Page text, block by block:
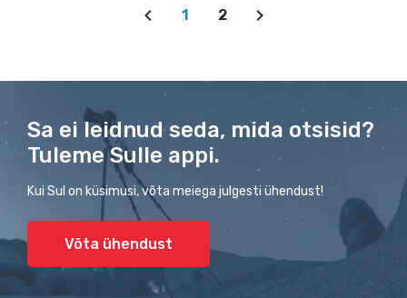
1 2
Sa ei leidnud seda, mida otsisid?
Tuleme Sulle appi.
Kui Sul on küsimusi, võta meiega julgesti ühendust!
Võta ühendust